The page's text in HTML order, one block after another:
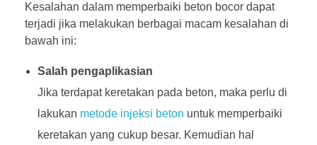
Kesalahan dalam memperbaiki beton bocor dapat
terjadi jika melakukan berbagai macam kesalahan di
bawah ini:
Salah pengaplikasian
Jika terdapat keretakan pada beton, maka perlu di
lakukan metode injeksi beton untuk memperbaiki
keretakan yang cukup besar. Kemudian hal